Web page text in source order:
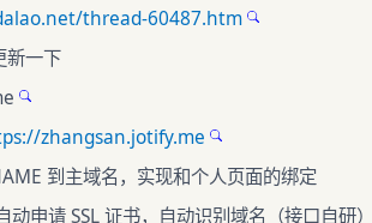
thread-60487.htm
新一下
zhangsan.jotify.me
到主域名，实现和个人页面的绑定
申请 SSL 证书，自动识别域名（接口自研）